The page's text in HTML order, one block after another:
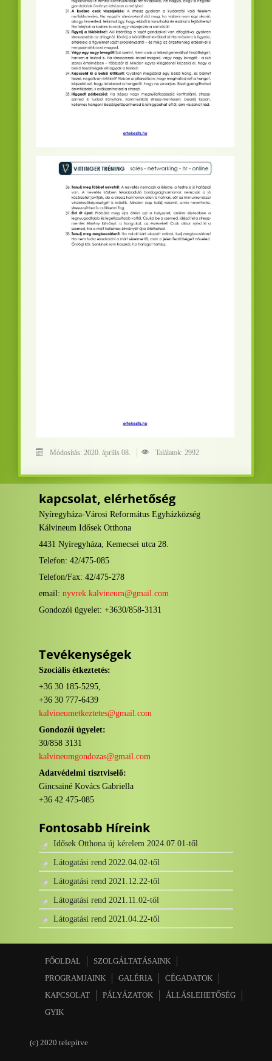
Módosítás: 2020. április 08. Találatok: 2992
kapcsolat, elérhetőség
Nyíregyháza-Városi Református Egyházközség
Kálvineum Idősek Otthona
4431 Nyíregyháza, Kemecsei utca 28.
Telefon: 42/475-085
Telefon/Fax: 42/475-278
email: nyvrek.kalvineum@gmail.com
Gondozói ügyelet: +3630/858-3131
Tevékenységek
Szociális étkeztetés:
+36 30 185-5295,
+36 30 777-6439
kalvineumetkeztetes@gmail.com
Gondozói ügyelet:
30/858 3131
kalvineumgondozas@gmail.com
Adatvédelmi tisztviselő:
Gincsainé Kovács Gabriella
+36 42 475-085
Fontosabb Híreink
Idősek Otthona új kérelem 2024.07.01-től
Látogatási rend 2022.04.02-től
Látogatási rend 2021.12.22-től
Látogatási rend 2021.11.02-től
Látogatási rend 2021.04.22-től
FŐOLDAL
SZOLGÁLTATÁSAINK
PROGRAMJAINK
GALÉRIA
CÉGADATOK
KAPCSOLAT
PÁLYÁZATOK
ÁLLÁSLEHETŐSÉG
GYIK
(c) 2020 telepítve